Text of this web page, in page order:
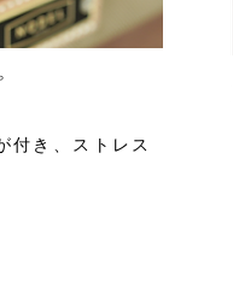
付き、ストレス